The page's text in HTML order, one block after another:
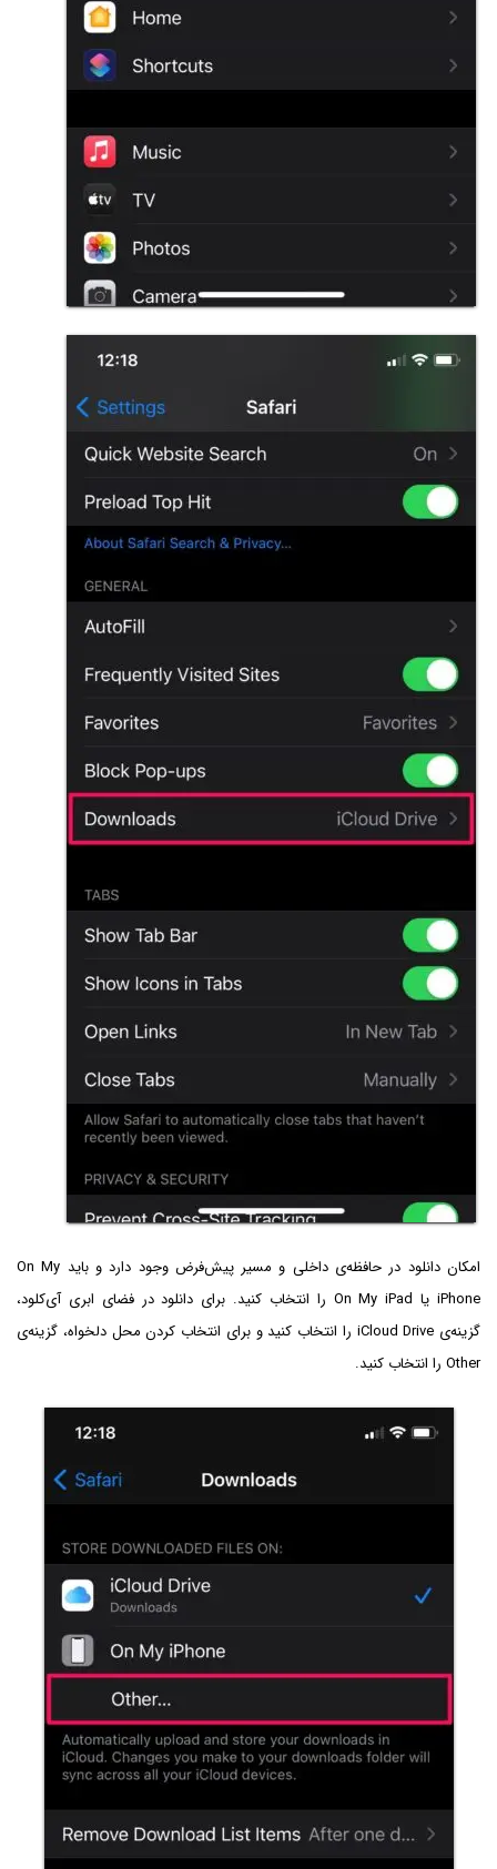
امکان دانلود در حافظه‌ی داخلی و مسیر پیش‌فرض وجود دارد و باید On My
iPhone یا On My iPad را انتخاب کنید. برای دانلود در فضای ابری آی‌کلود،
گزینه‌ی iCloud Drive را انتخاب کنید و برای انتخاب کردن محل دلخواه، گزینه‌ی
Other را انتخاب کنید.